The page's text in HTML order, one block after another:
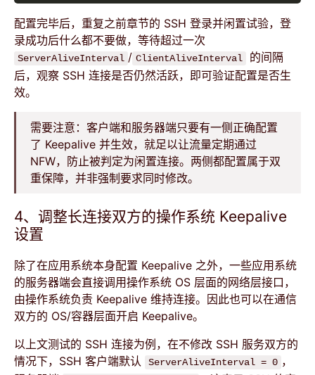
配置完毕后，重复之前章节的 SSH 登录并闲置试验，登
录成功后什么都不要做，等待超过一次
ServerAliveInterval / ClientAliveInterval
的间隔
后，观察 SSH 连接是否仍然活跃，即可验证配置是否生
效。
需要注意：客户端和服务器端只要有一侧正确配置
了 Keepalive 并生效，就足以让流量定期通过
NFW，防止被判定为闲置连接。两侧都配置属于双
重保障，并非强制要求同时修改。
4、调整长连接双方的操作系统 Keepalive
设置
除了在应用系统本身配置 Keepalive 之外，一些应用系统
的服务器端会直接调用操作系统 OS 层面的网络层接口，
由操作系统负责 Keepalive 维持连接。因此也可以在通信
双方的 OS/容器层面开启 Keepalive。
以上文测试的 SSH 连接为例，在不修改 SSH 服务双方的
情况下，SSH 客户端默认
ServerAliveInterval = 0 ，